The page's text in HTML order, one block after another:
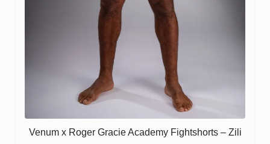
Venum x Roger Gracie Academy Fightshorts – Zili